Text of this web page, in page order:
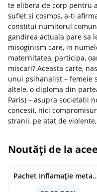
te elibera de corp pentru
suflet si cosmos, a-ti
constitui numitorul
gandirea actuala pare sa
misoginism care, in
maternitatea, participa,
miscari? Aceasta carte,
unui psihanalist – femeie
altele, o diploma din
Paris) – asupra societatii
concesii, nici
stranii, pe atat de
Noutăți de la
Pachet Inflamație